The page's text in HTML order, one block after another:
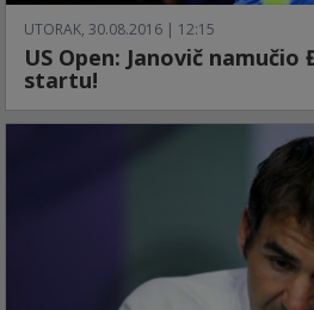
UTORAK, 30.08.2016 | 12:15
US Open: Janovič namučio
startu!